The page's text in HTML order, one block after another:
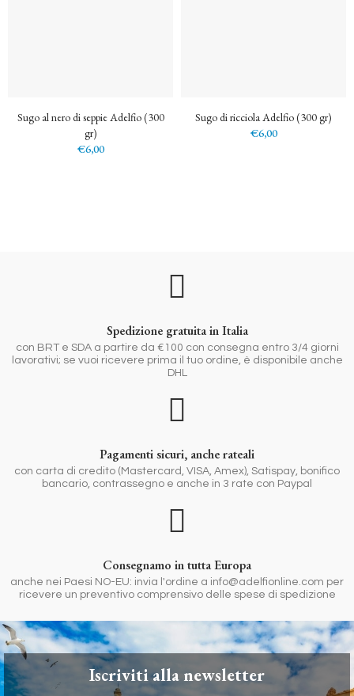
Sugo al nero di seppie Adelfio (300
gr)
€6,00
Sugo di ricciola Adelfio (300 gr)
€6,00
Spedizione gratuita in Italia
con BRT e SDA a partire da €100 con consegna entro 3/4 giorni
lavorativi; se vuoi ricevere prima il tuo ordine, è disponibile anche
DHL
Pagamenti sicuri, anche rateali
con carta di credito (Mastercard, VISA, Amex), Satispay, bonifico
bancario, contrassegno e anche in 3 rate con Paypal
Consegnamo in tutta Europa
anche nei Paesi NO-EU: invia l'ordine a info@adelfionline.com per
ricevere un preventivo comprensivo delle spese di spedizione
Iscriviti alla newsletter